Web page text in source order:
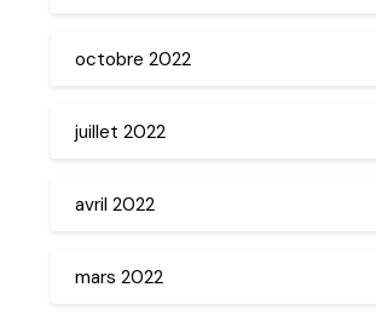
octobre 2022
juillet 2022
avril 2022
mars 2022